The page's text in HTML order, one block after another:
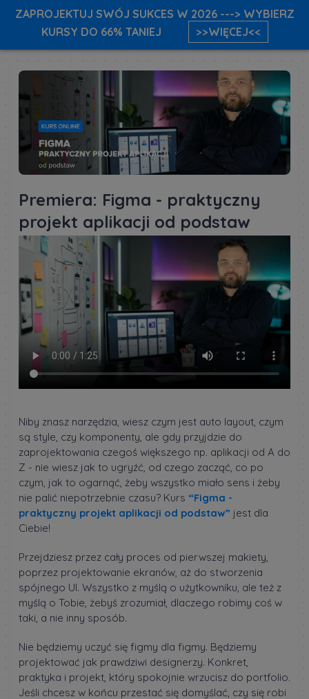
Premiera: Figma - praktyczny
projekt aplikacji od podstaw
Niby znasz narzędzia, wiesz czym jest auto layout, czym
są style, czy komponenty, ale gdy przyjdzie do
zaprojektowania czegoś większego np. aplikacji od A do
Z - nie wiesz jak to ugryźć, od czego zacząć, co po
czym, jak to ogarnąć, żeby wszystko miało sens i żeby
nie palić niepotrzebnie czasu? Kurs “Figma -
praktyczny projekt aplikacji od podstaw” jest dla
Ciebie!
Przejdziesz przez cały proces od pierwszej makiety,
poprzez projektowanie ekranów, aż do stworzenia
spójnego UI. Wszystko z myślą o użytkowniku, ale też z
myślą o Tobie, żebyś zrozumiał, dlaczego robimy coś w
taki, a nie inny sposób.
Nie będziemy uczyć się figmy dla figmy. Będziemy
projektować jak prawdziwi designerzy. Konkret,
praktyka i projekt, który spokojnie wrzucisz do portfolio.
Jeśli chcesz w końcu przestać się domyślać, czy się robi
ZAPROJEKTUJ SWÓJ SUKCES W 2026 ---> WYBIERZ
KURSY DO 66% TANIEJ
>>WIĘCEJ<<